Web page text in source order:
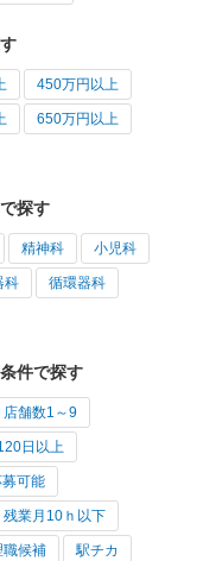
450万円以上
650万円以上
探す
精神科 小児科
科 循環器科
件で探す
店舗数1～9
日以上
可能
残業月10ｈ以下
職候補 駅チカ